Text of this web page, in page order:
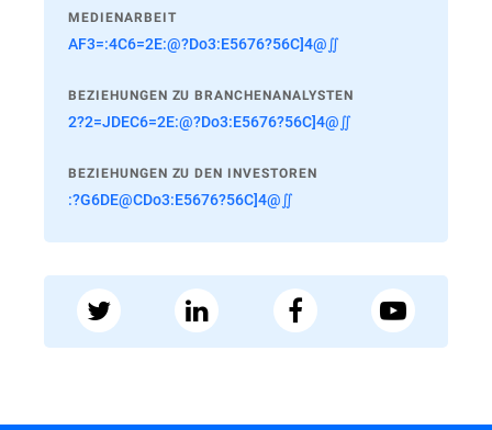
MEDIENARBEIT
AF3=:4C6=2E:@?Do3:E5676?56C]4@∬
BEZIEHUNGEN ZU BRANCHENANALYSTEN
2?2=JDEC6=2E:@?Do3:E5676?56C]4@∬
BEZIEHUNGEN ZU DEN INVESTOREN
:?G6DE@CDo3:E5676?56C]4@∬